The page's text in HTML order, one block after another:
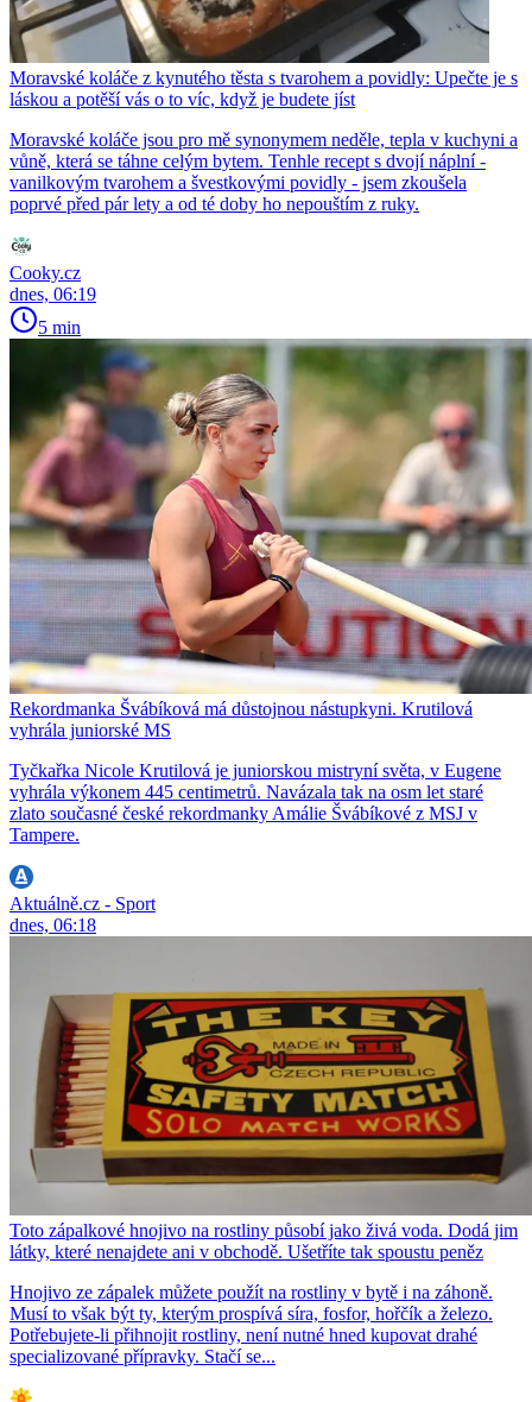
Moravské koláče z kynutého těsta s tvarohem a povidly: Upečte je s
láskou a potěší vás o to víc, když je budete jíst
Moravské koláče jsou pro mě synonymem neděle, tepla v kuchyni a
vůně, která se táhne celým bytem. Tenhle recept s dvojí náplní -
vanilkovým tvarohem a švestkovými povidly - jsem zkoušela
poprvé před pár lety a od té doby ho nepouštím z ruky.
Cooky.cz
dnes, 06:19
5 min
Rekordmanka Švábíková má důstojnou nástupkyni. Krutilová
vyhrála juniorské MS
Tyčkařka Nicole Krutilová je juniorskou mistryní světa, v Eugene
vyhrála výkonem 445 centimetrů. Navázala tak na osm let staré
zlato současné české rekordmanky Amálie Švábíkové z MSJ v
Tampere.
Aktuálně.cz - Sport
dnes, 06:18
Toto zápalkové hnojivo na rostliny působí jako živá voda. Dodá jim
látky, které nenajdete ani v obchodě. Ušetříte tak spoustu peněz
Hnojivo ze zápalek můžete použít na rostliny v bytě i na záhoně.
Musí to však být ty, kterým prospívá síra, fosfor, hořčík a železo.
Potřebujete-li přihnojit rostliny, není nutné hned kupovat drahé
specializované přípravky. Stačí se...